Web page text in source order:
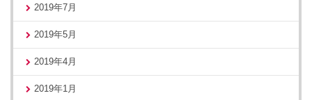
2019年7月
2019年5月
2019年4月
2019年1月